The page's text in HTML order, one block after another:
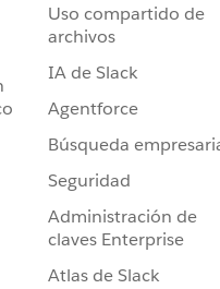
Uso compartido de
archivos
IA de Slack
Agentforce
Búsqueda
Seguridad
Administración de
claves Enterprise
Atlas de Slack